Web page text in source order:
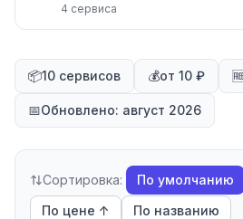
4 сервиса
📦10 сервисов 💰от 10 ₽ 🆓
📅Обновлено: август 2026
Сортировка: По умолчанию
По цене ↑
По названию